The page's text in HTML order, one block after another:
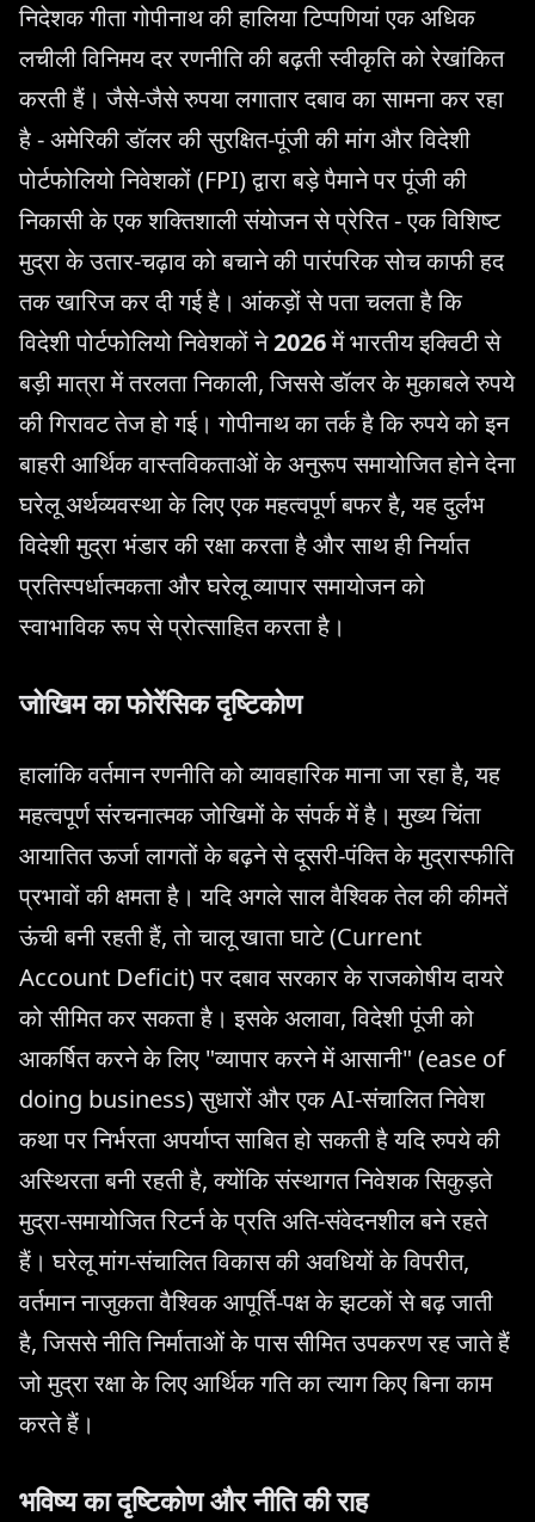
निदेशक गीता गोपीनाथ की हालिया टिप्पणियां एक अधिक
लचीली विनिमय दर रणनीति की बढ़ती स्वीकृति को रेखांकित
करती हैं। जैसे-जैसे रुपया लगातार दबाव का सामना कर रहा
है - अमेरिकी डॉलर की सुरक्षित-पूंजी की मांग और विदेशी
पोर्टफोलियो निवेशकों (FPI) द्वारा बड़े पैमाने पर पूंजी की
निकासी के एक शक्तिशाली संयोजन से प्रेरित - एक विशिष्ट
मुद्रा के उतार-चढ़ाव को बचाने की पारंपरिक सोच काफी हद
तक खारिज कर दी गई है। आंकड़ों से पता चलता है कि
विदेशी पोर्टफोलियो निवेशकों ने2026में भारतीय इक्विटी से
बड़ी मात्रा में तरलता निकाली, जिससे डॉलर के मुकाबले रुपये
की गिरावट तेज हो गई। गोपीनाथ का तर्क है कि रुपये को इन
बाहरी आर्थिक वास्तविकताओं के अनुरूप समायोजित होने देना
घरेलू अर्थव्यवस्था के लिए एक महत्वपूर्ण बफर है, यह दुर्लभ
विदेशी मुद्रा भंडार की रक्षा करता है और साथ ही निर्यात
प्रतिस्पर्धात्मकता और घरेलू व्यापार समायोजन को
स्वाभाविक रूप से प्रोत्साहित करता है।
जोखिम का फोरेंसिक दृष्टिकोण
हालांकि वर्तमान रणनीति को व्यावहारिक माना जा रहा है, यह
महत्वपूर्ण संरचनात्मक जोखिमों के संपर्क में है। मुख्य चिंता
आयातित ऊर्जा लागतों के बढ़ने से दूसरी-पंक्ति के मुद्रास्फीति
प्रभावों की क्षमता है। यदि अगले साल वैश्विक तेल की कीमतें
ऊंची बनी रहती हैं, तो चालू खाता घाटे (Current
Account Deficit) पर दबाव सरकार के राजकोषीय दायरे
को सीमित कर सकता है। इसके अलावा, विदेशी पूंजी को
आकर्षित करने के लिए "व्यापार करने में आसानी" (ease of
doing business) सुधारों और एक AI-संचालित निवेश
कथा पर निर्भरता अपर्याप्त साबित हो सकती है यदि रुपये की
अस्थिरता बनी रहती है, क्योंकि संस्थागत निवेशक सिकुड़ते
मुद्रा-समायोजित रिटर्न के प्रति अति-संवेदनशील बने रहते
हैं। घरेलू मांग-संचालित विकास की अवधियों के विपरीत,
वर्तमान नाजुकता वैश्विक आपूर्ति-पक्ष के झटकों से बढ़ जाती
है, जिससे नीति निर्माताओं के पास सीमित उपकरण रह जाते हैं
जो मुद्रा रक्षा के लिए आर्थिक गति का त्याग किए बिना काम
करते हैं।
भविष्य का दृष्टिकोण और नीति की राह